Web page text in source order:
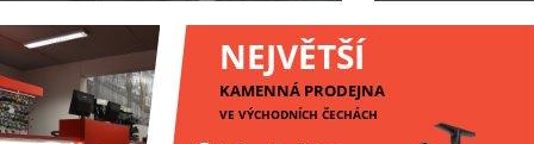
NEJVĚTŠÍ
KAMENNÁ PRODEJNA
VE VÝCHODNÍCH ČECHÁCH